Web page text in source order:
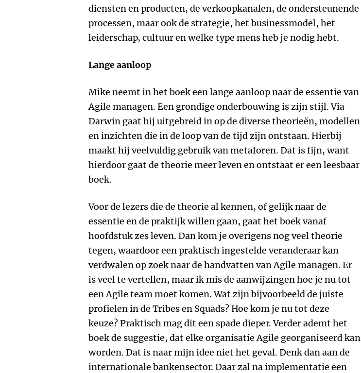
diensten en producten, de verkoopkanalen, de ondersteunende
processen, maar ook de strategie, het businessmodel, het
leiderschap, cultuur en welke type mens heb je nodig hebt.
Lange aanloop
Mike neemt in het boek een lange aanloop naar de essentie van
Agile managen. Een grondige onderbouwing is zijn stijl. Via
Darwin gaat hij uitgebreid in op de diverse theorieën, modellen
en inzichten die in de loop van de tijd zijn ontstaan. Hierbij
maakt hij veelvuldig gebruik van metaforen. Dat is fijn, want
hierdoor gaat de theorie meer leven en ontstaat er een leesbaar
boek.
Voor de lezers die de theorie al kennen, of gelijk naar de
essentie en de praktijk willen gaan, gaat het boek vanaf
hoofdstuk zes leven. Dan kom je overigens nog veel theorie
tegen, waardoor een praktisch ingestelde veranderaar kan
verdwalen op zoek naar de handvatten van Agile managen. Er
is veel te vertellen, maar ik mis de aanwijzingen hoe je nu tot
een Agile team moet komen. Wat zijn bijvoorbeeld de juiste
profielen in de Tribes en Squads? Hoe kom je nu tot deze
keuze? Praktisch mag dit een spade dieper. Verder ademt het
boek de suggestie, dat elke organisatie Agile georganiseerd kan
worden. Dat is naar mijn idee niet het geval. Denk dan aan de
internationale bankensector. Daar zal na implementatie een